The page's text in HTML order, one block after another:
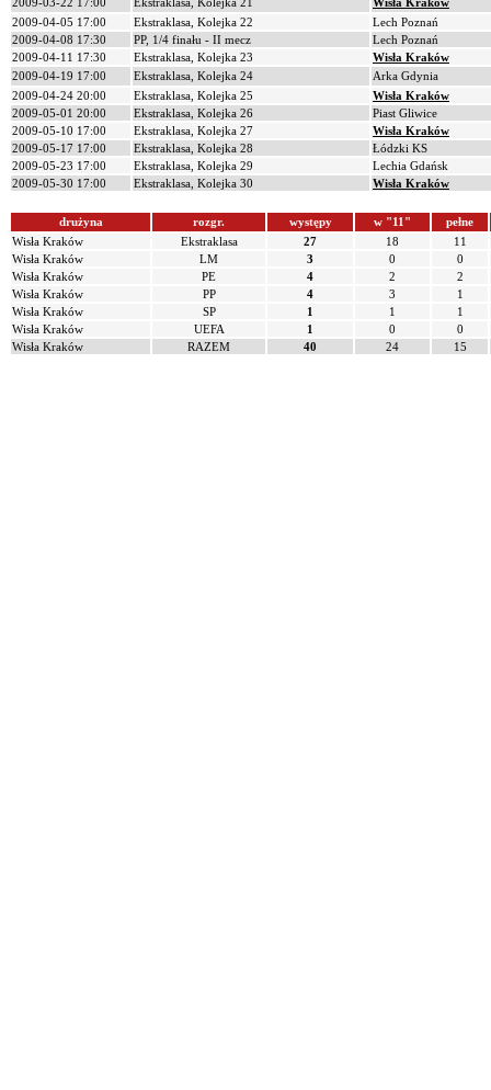
2009-04-05 17:00
Ekstraklasa, Kolejka 22
Lech Poznań
2009-04-08 17:30
PP, 1/4 finału - II mecz
Lech Poznań
2009-04-11 17:30
Ekstraklasa, Kolejka 23
Wisła Kraków
2009-04-19 17:00
Ekstraklasa, Kolejka 24
Arka Gdynia
2009-04-24 20:00
Ekstraklasa, Kolejka 25
Wisła Kraków
2009-05-01 20:00
Ekstraklasa, Kolejka 26
Piast Gliwice
2009-05-10 17:00
Ekstraklasa, Kolejka 27
Wisła Kraków
2009-05-17 17:00
Ekstraklasa, Kolejka 28
Łódzki KS
2009-05-23 17:00
Ekstraklasa, Kolejka 29
Lechia Gdańsk
2009-05-30 17:00
Ekstraklasa, Kolejka 30 Wisła Kraków
drużyna rozgr. występy w "11"
pełne
Wisła Kraków
Ekstraklasa 27 18
11
Wisła Kraków
LM 3 0
0
Wisła Kraków
PE 4 2
2
Wisła Kraków
PP 4 3
1
Wisła Kraków
SP 1 1
1
Wisła Kraków
UEFA 1 0
0
Wisła Kraków
RAZEM 40 24 15